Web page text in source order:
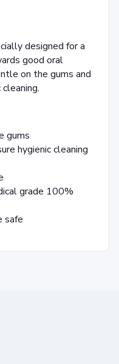
designed for a
good oral
on the gums and
gums
hygienic cleaning
grade 100%
safe